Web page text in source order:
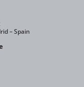
– Spain